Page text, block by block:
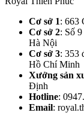
Cơ sở 1: 663
Cơ sở 2: Số
Hà Nội​
Cơ sở 3: 353
Hồ Chí Minh
Xưởng sản
Định​
Hotline:
Email: